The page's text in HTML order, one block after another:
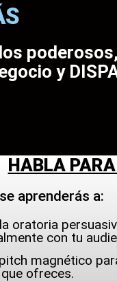
y
HABLA
aprenderás a:
oratoria
con tu
magnético
ofreces.